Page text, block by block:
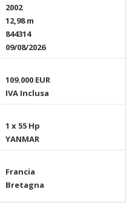
2002
12,98 m
844314
09/08/2026
109.000 EUR
IVA Inclusa
1 x 55 Hp
YANMAR
Francia
Bretagna